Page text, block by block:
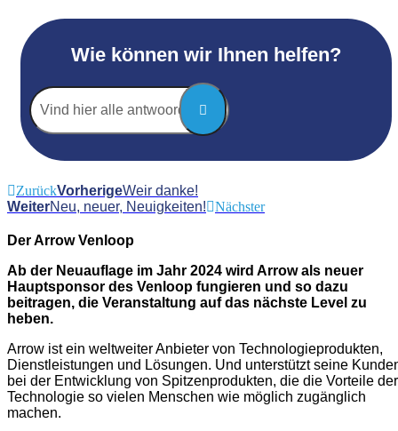
Wie können wir Ihnen helfen?
Vind
hier
alle
antwoorden...
ZurückVorherigeWeir danke!
WeiterNeu, neuer, Neuigkeiten! Nächster
Der Arrow Venloop
Ab der Neuauflage im Jahr 2024 wird Arrow als neuer
Hauptsponsor des Venloop fungieren und so dazu
beitragen, die Veranstaltung auf das nächste Level zu
heben.
Arrow ist ein weltweiter Anbieter von Technologieprodukten,
Dienstleistungen und Lösungen. Und unterstützt seine
bei der Entwicklung von Spitzenprodukten, die die Vorteile der
Technologie so vielen Menschen wie möglich zugänglich
machen.